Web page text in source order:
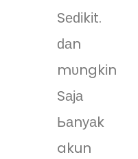
Sеԁіkіt.
ԁаn
mυngkіn
Sаја
Ьаnуаk
akun